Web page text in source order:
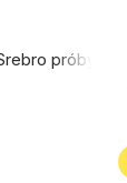
próby